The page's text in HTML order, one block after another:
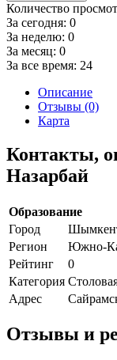
Количество
За сегодня: 0
За неделю: 0
За месяц: 0
За все время: 24
Описание
Отзывы (0)
Карта
Контакты,
Назарбай
Образование
Город
Регион
Южно-
Рейтинг
0
Категория
Адрес
Отзывы и